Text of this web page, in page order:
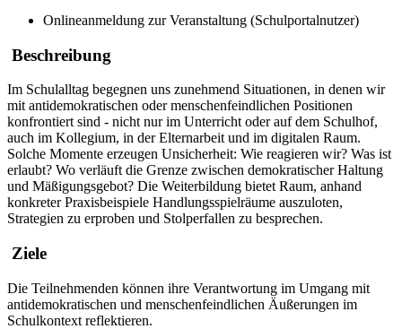
Onlineanmeldung zur Veranstaltung (Schulportalnutzer)
Beschreibung
Im Schulalltag begegnen uns zunehmend Situationen, in denen wir
mit antidemokratischen oder menschenfeindlichen Positionen
konfrontiert sind - nicht nur im Unterricht oder auf dem Schulhof,
auch im Kollegium, in der Elternarbeit und im digitalen Raum.
Solche Momente erzeugen Unsicherheit: Wie reagieren wir? Was ist
erlaubt? Wo verläuft die Grenze zwischen demokratischer Haltung
und Mäßigungsgebot? Die Weiterbildung bietet Raum, anhand
konkreter Praxisbeispiele Handlungsspielräume auszuloten,
Strategien zu erproben und Stolperfallen zu besprechen.
Ziele
Die Teilnehmenden können ihre Verantwortung im Umgang mit
antidemokratischen und menschenfeindlichen Äußerungen im
Schulkontext reflektieren.